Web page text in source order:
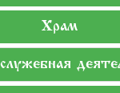
Храм